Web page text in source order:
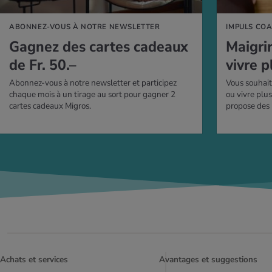
ABONNEZ-VOUS À NOTRE NEWSLETTER
Gagnez des cartes cadeaux
de Fr. 50.–
Abonnez-vous à notre newsletter et participez
chaque mois à un tirage au sort pour gagner 2
cartes cadeaux Migros.
IMPULS
vivre
Vous
ou vivre
propose
Achats et services Avantages et suggestions